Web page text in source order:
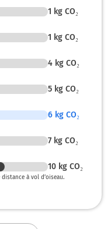
1 kg CO₂
1 kg CO₂
4 kg CO₂
5 kg CO₂
6 kg CO₂
7 kg CO₂
10 kg CO₂
à vol d’oiseau.